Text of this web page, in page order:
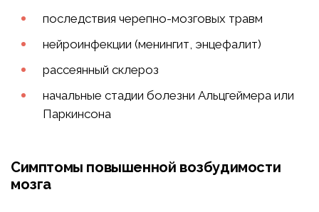
последствия черепно-мозговых травм
нейроинфекции (менингит, энцефалит)
рассеянный склероз
начальные стадии болезни Альцгеймера или
Паркинсона
Симптомы повышенной возбудимости
мозга